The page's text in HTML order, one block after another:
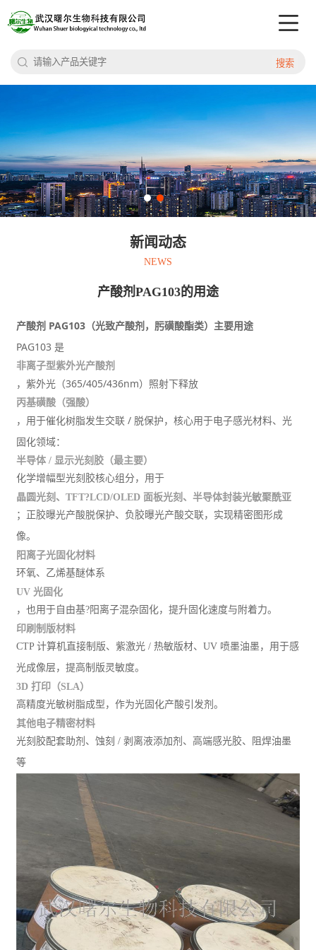
搜索
新闻动态
NEWS
产酸剂PAG103的用途
产酸剂 PAG103（光致产酸剂，肟磺酸酯类）主要用途
PAG103 是
非离子型紫外光产酸剂
，紫外光（365/405/436nm）照射下释放
丙基磺酸（强酸）
，用于催化树脂发生交联 / 脱保护，核心用于电子感光材料、光
固化领域：
半导体 / 显示光刻胶（最主要）
化学增幅型光刻胶核心组分，用于
晶圆光刻、TFT?LCD/OLED 面板光刻、半导体封装光敏聚酰亚
胺
；正胶曝光产酸脱保护、负胶曝光产酸交联，实现精密图形成
像。
阳离子光固化材料
环氧、乙烯基醚体系
UV 光固化
，也用于自由基?阳离子混杂固化，提升固化速度与附着力。
印刷制版材料
CTP 计算机直接制版、紫激光 / 热敏版材、UV 喷墨油墨，用于感
光成像层，提高制版灵敏度。
3D 打印（SLA）
高精度光敏树脂成型，作为光固化产酸引发剂。
其他电子精密材料
光刻胶配套助剂、蚀刻 / 剥离液添加剂、高端感光胶、阻焊油墨
等